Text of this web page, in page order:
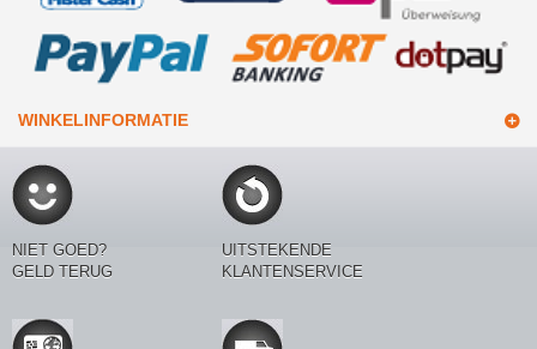
WINKELINFORMATIE
NIET GOED?
GELD TERUG
UITSTEKENDE
KLANTENSERVICE